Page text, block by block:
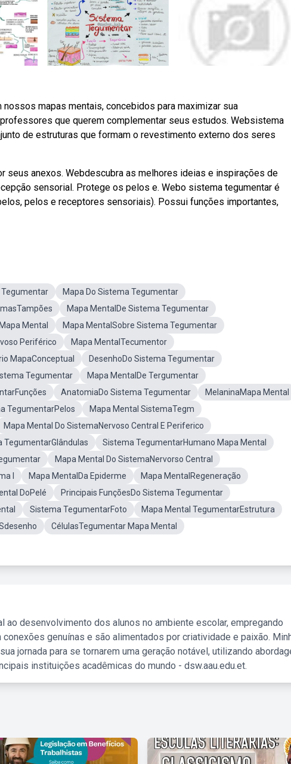
mapas mentais, concebidos para maximizar sua
que querem complementar seus estudos. Websistema
de estruturas que formam o revestimento externo dos seres
seus anexos. Webdescubra as melhores ideias e inspirações de
sensorial. Protege os pelos e. Webo sistema tegumentar é
pelos e receptores sensoriais). Possui funções importantes,
Tegumentar
Mapa Do Sistema Tegumentar
Mapa MentalDe Sistema Tegumentar
Mental
Mapa MentalSobre Sistema Tegumentar
Periférico
Mapa MentalTecumentor
MapaConceptual
DesenhoDo Sistema Tegumentar
Tegumentar
Mapa MentalDe Tergumentar
AnatomiaDo Sistema Tegumentar
MelaninaMapa Mental
TegumentarPelos
Mapa Mental SistemaTegm
Mapa Mental Do SistemaNervoso Central E Periferico
TegumentarGlândulas
Sistema TegumentarHumano Mapa Mental
Mapa Mental Do SistemaNervorso Central
I Mapa MentalDa Epiderme
Mapa MentalRegeneração
DoPelé
Principais FunçõesDo Sistema Tegumentar
Sistema TegumentarFoto
Mapa Mental TegumentarEstrutura
CélulasTegumentar Mapa Mental
ao desenvolvimento dos alunos no ambiente escolar, empregando
genuínas e são alimentados por criatividade e paixão.
jornada para se tornarem uma geração notável, utilizando
instituições acadêmicas do mundo - dsw.aau.edu.et.